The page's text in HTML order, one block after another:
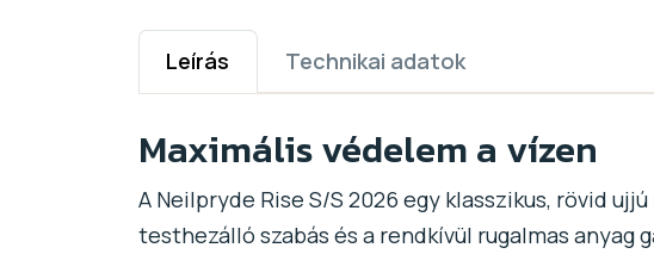
Leírás Technikai adatok
Maximális védelem a vízen
A Neilpryde Rise S/S 2026 egy klasszikus, rövid
testhezálló szabás és a rendkívül rugalmas